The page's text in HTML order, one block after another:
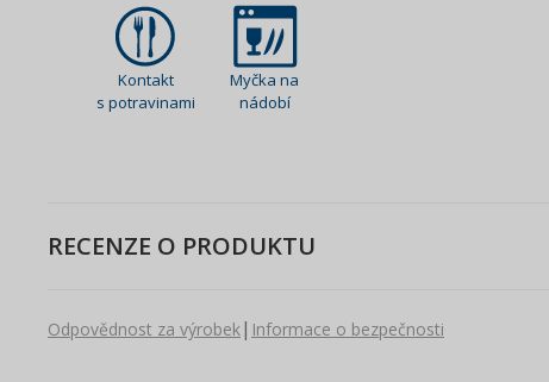
Kontakt
s potravinami
Myčka na
nádobí
RECENZE O PRODUKTU
Odpovědnost za výrobek| Informace o bezpečnosti